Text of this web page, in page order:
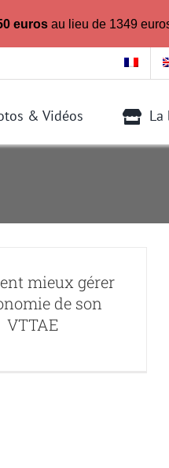
& Vidéos La
mieux gérer
de son
VTTAE
euros au lieu de 1349